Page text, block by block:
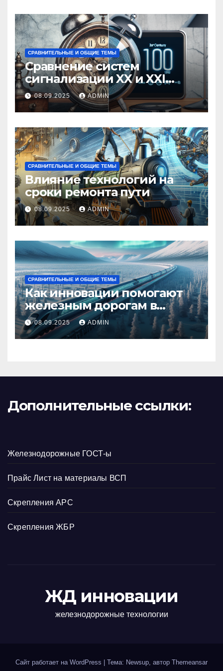
СРАВНИТЕЛЬНЫЕ И ОБЩИЕ ТЕМЫ
Сравнение систем
сигнализации XX и XXI
веков
08.09.2025 ADMIN
СРАВНИТЕЛЬНЫЕ И ОБЩИЕ ТЕМЫ
Влияние технологий на
сроки ремонта пути
08.09.2025 ADMIN
СРАВНИТЕЛЬНЫЕ И ОБЩИЕ ТЕМЫ
Как инновации помогают
железным дорогам в
условиях Арктики
08.09.2025 ADMIN
Дополнительные ссылки:
Железнодорожные ГОСТ-ы
Прайс Лист на материалы ВСП
Скрепления АРС
Скрепления ЖБР
ЖД инновации
железнодорожные технологии
Сайт работает на WordPress Тема: Newsup, автор Themeansar